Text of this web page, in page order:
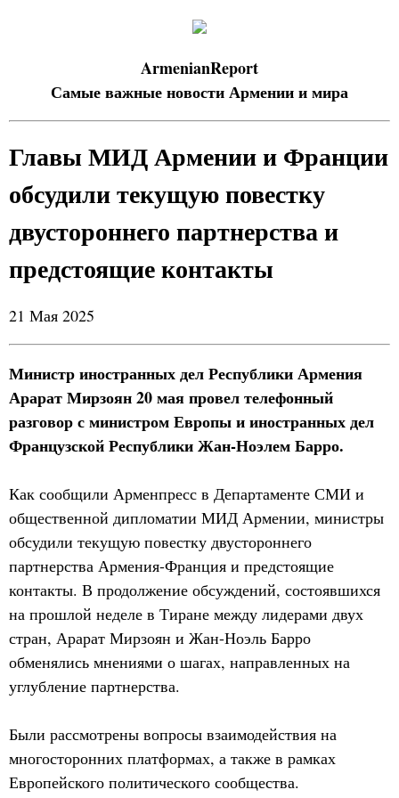
ArmenianReport
Самые важные новости Армении и мира
Главы МИД Армении и Франции
обсудили текущую повестку
двустороннего партнерства и
предстоящие контакты
21 Мая 2025
Министр иностранных дел Республики Армения
Арарат Мирзоян 20 мая провел телефонный
разговор с министром Европы и иностранных дел
Французской Республики Жан-Ноэлем Барро.
Как сообщили Арменпресс в Департаменте СМИ и
общественной дипломатии МИД Армении, министры
обсудили текущую повестку двустороннего
партнерства Армения-Франция и предстоящие
контакты. В продолжение обсуждений, состоявшихся
на прошлой неделе в Тиране между лидерами двух
стран, Арарат Мирзоян и Жан-Ноэль Барро
обменялись мнениями о шагах, направленных на
углубление партнерства.
Были рассмотрены вопросы взаимодействия на
многосторонних платформах, а также в рамках
Европейского политического сообщества.